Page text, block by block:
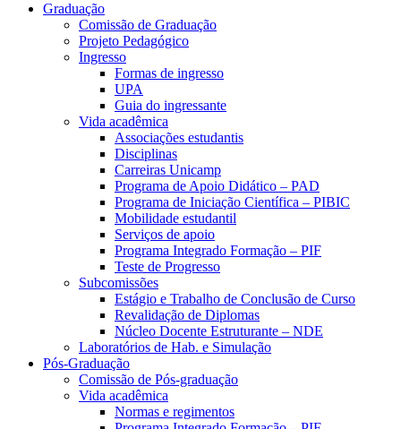
Graduação
Comissão de Graduação
Projeto Pedagógico
Ingresso
Formas de ingresso
UPA
Guia do ingressante
Vida acadêmica
Associações estudantis
Disciplinas
Carreiras Unicamp
Programa de Apoio Didático – PAD
Programa de Iniciação Científica – PIBIC
Mobilidade estudantil
Serviços de apoio
Programa Integrado Formação – PIF
Teste de Progresso
Subcomissões
Estágio e Trabalho de Conclusão de Curso
Revalidação de Diplomas
Núcleo Docente Estruturante – NDE
Laboratórios de Hab. e Simulação
Pós-Graduação
Comissão de Pós-graduação
Vida acadêmica
Normas e regimentos